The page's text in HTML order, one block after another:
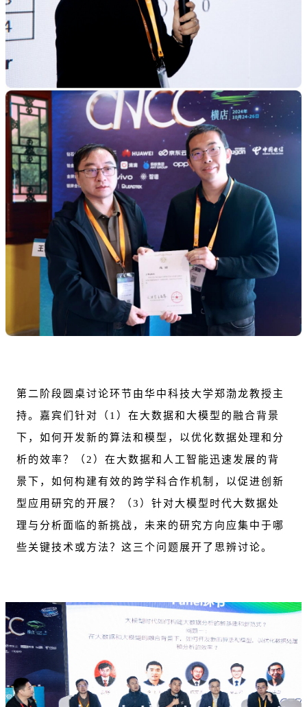
第二阶段圆桌讨论环节由华中科技大学郑渤龙教授主
持。嘉宾们针对（1）在大数据和大模型的融合背景
下，如何开发新的算法和模型，以优化数据处理和分
析的效率？（2）在大数据和人工智能迅速发展的背
景下，如何构建有效的跨学科合作机制，以促进创新
型应用研究的开展？（3）针对大模型时代大数据处
理与分析面临的新挑战，未来的研究方向应集中于哪
些关键技术或方法？这三个问题展开了思辨讨论。